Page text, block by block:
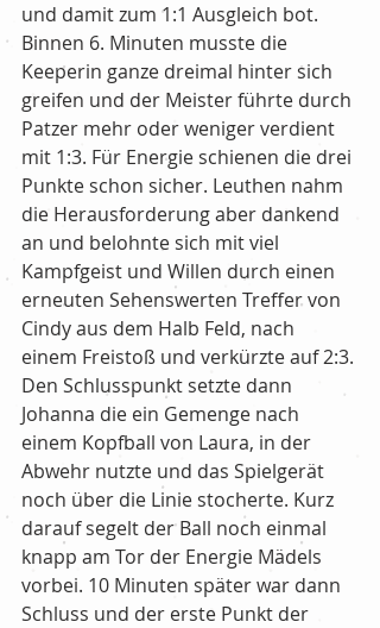
und damit zum 1:1 Ausgleich bot.
Binnen 6. Minuten musste die
Keeperin ganze dreimal hinter sich
greifen und der Meister führte durch
Patzer mehr oder weniger verdient
mit 1:3. Für Energie schienen die drei
Punkte schon sicher. Leuthen nahm
die Herausforderung aber dankend
an und belohnte sich mit viel
Kampfgeist und Willen durch einen
erneuten Sehenswerten Treffer von
Cindy aus dem Halb Feld, nach
einem Freistoß und verkürzte auf 2:3.
Den Schlusspunkt setzte dann
Johanna die ein Gemenge nach
einem Kopfball von Laura, in der
Abwehr nutzte und das Spielgerät
noch über die Linie stocherte. Kurz
darauf segelt der Ball noch einmal
knapp am Tor der Energie Mädels
vorbei. 10 Minuten später war dann
Schluss und der erste Punkt der